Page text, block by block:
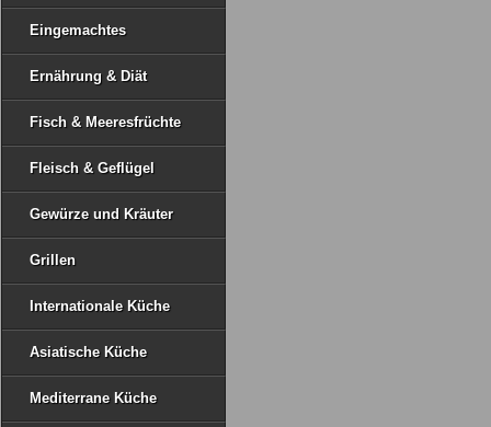
Eingemachtes
Ernährung & Diät
Fisch & Meeresfrüchte
Fleisch & Geflügel
Gewürze und Kräuter
Grillen
Internationale Küche
Asiatische Küche
Mediterrane Küche